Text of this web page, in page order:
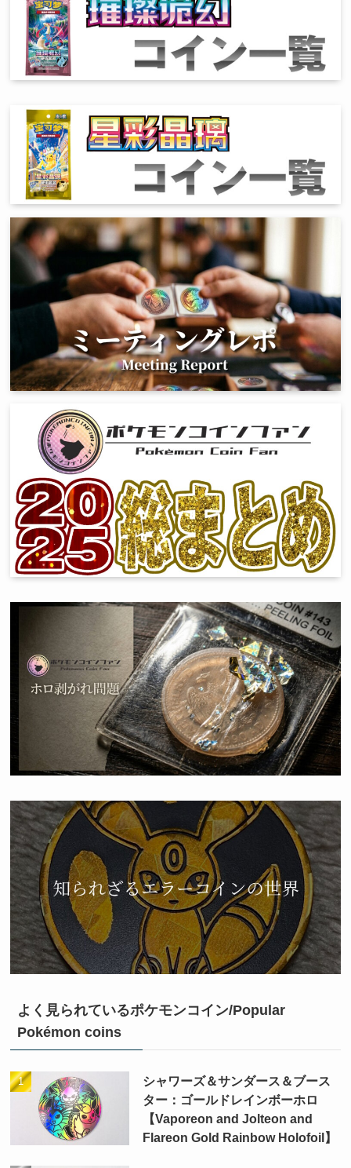
よく見られているポケモンコイン/Popular
Pokémon coins
シャワーズ＆サンダース＆ブース
ター：ゴールドレインボーホロ
【Vaporeon and Jolteon and
Flareon Gold Rainbow Holofoil】